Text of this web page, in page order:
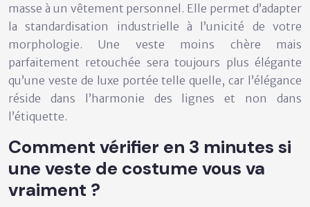
masse à un vêtement personnel. Elle permet d’adapter
la standardisation industrielle à l’unicité de votre
morphologie. Une veste moins chère mais
parfaitement retouchée sera toujours plus élégante
qu’une veste de luxe portée telle quelle, car l’élégance
réside dans l’harmonie des lignes et non dans
l’étiquette.
Comment vérifier en 3 minutes si
une veste de costume vous va
vraiment ?